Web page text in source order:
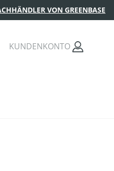
VON GREENBASE
KUNDENKONTO